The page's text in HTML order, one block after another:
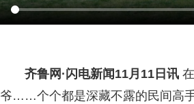
齐鲁网 ·闪电新闻11月11日讯
爷……个个都是深藏不露的民间高